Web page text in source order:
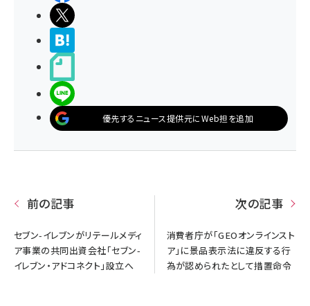
優先するニュース提供元にWeb担を追加
前の記事
セブン-イレブンがリテールメディ
ア事業の共同出資会社「セブン-
イレブン・アドコネクト」設立へ
次の記事
消費者庁が「GEOオンラインスト
ア」に景品表示法に違反する行
為が認められたとして措置命令